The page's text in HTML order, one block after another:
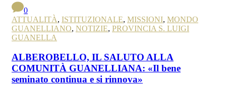
0
ATTUALITÀ, ISTITUZIONALE, MISSIONI, MONDO
GUANELLIANO, NOTIZIE, PROVINCIA S. LUIGI
GUANELLA
ALBEROBELLO, IL SALUTO ALLA
COMUNITÀ GUANELLIANA: «Il bene
seminato continua e si rinnova»